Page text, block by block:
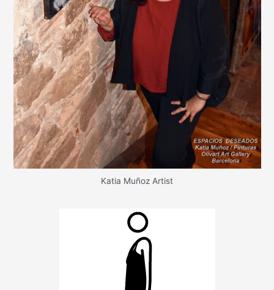
Katia Muñoz Artist